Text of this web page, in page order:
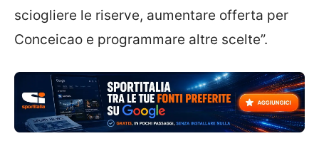
sciogliere le riserve, aumentare offerta per
Conceicao e programmare altre scelte”.